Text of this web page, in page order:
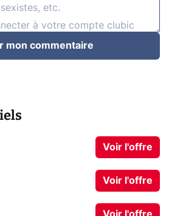
mon commentaire
Voir l'offre
Voir l'offre